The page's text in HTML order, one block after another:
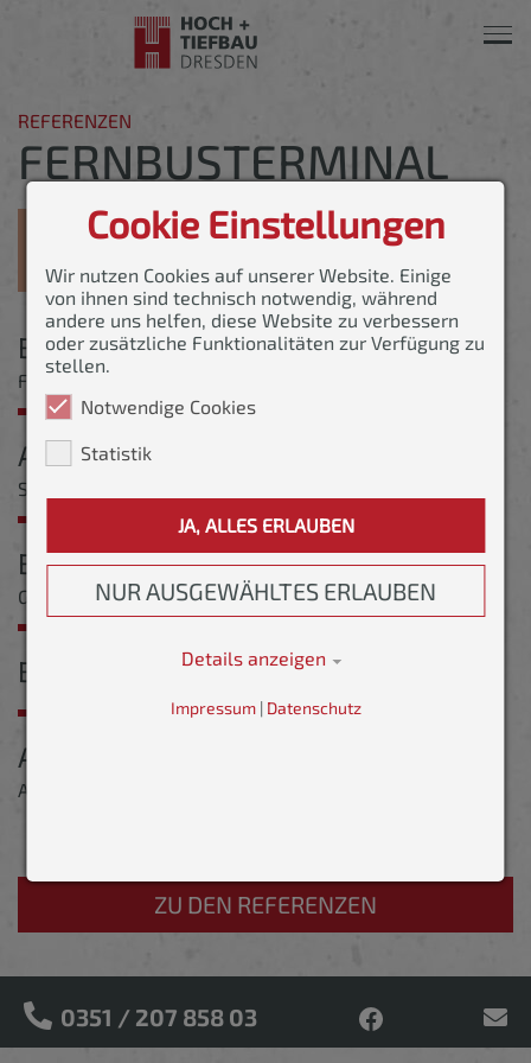
FERNBUSTERMINAL
REFERENZEN
Bauvorhaben
Fernbusterminal Dresden
Auftraggeber
S&G Development Projekt Dresden GmbH
Beschreibung
Geländeprofilierung
Besonderheiten
Ausführungszeit
April 2022 - Dezember 2022
ZU DEN REFERENZEN
0351 / 207 858 03
Cookie Einstellungen
Wir nutzen Cookies auf unserer Website. Einige
von ihnen sind technisch notwendig, während
andere uns helfen, diese Website zu verbessern
oder zusätzliche Funktionalitäten zur Verfügung zu
stellen.
Notwendige Cookies
Statistik
JA, ALLES ERLAUBEN
NUR AUSGEWÄHLTES ERLAUBEN
Details anzeigen
Impressum| Datenschutz